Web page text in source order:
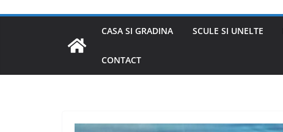
CASA SI GRADINA SCULE SI UNELTE
CONTACT